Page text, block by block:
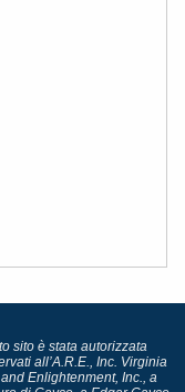
sito è stata autorizzata
all’A.R.E., Inc. Virginia
Enlightenment, Inc., a